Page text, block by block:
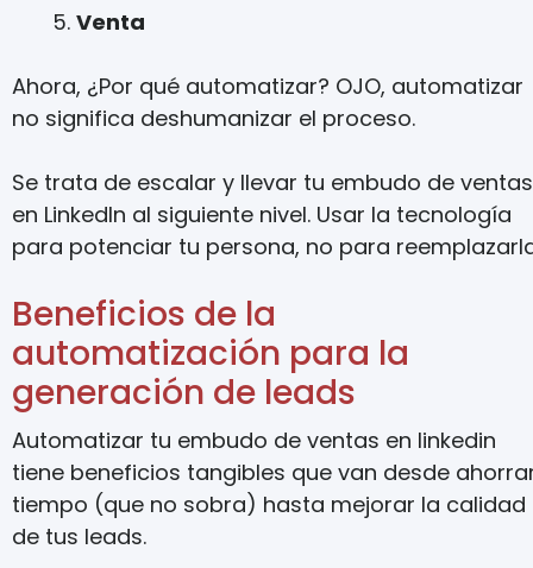
Venta
Ahora, ¿Por qué automatizar? OJO, automatizar
no significa deshumanizar el proceso.
Se trata de escalar y llevar tu embudo de ventas
en LinkedIn al siguiente nivel. Usar la tecnología
para potenciar tu persona, no para
Beneficios de la
automatización para la
generación de leads
Automatizar tu embudo de ventas en linkedin
tiene beneficios tangibles que van desde
tiempo (que no sobra) hasta mejorar la calidad
de tus leads.